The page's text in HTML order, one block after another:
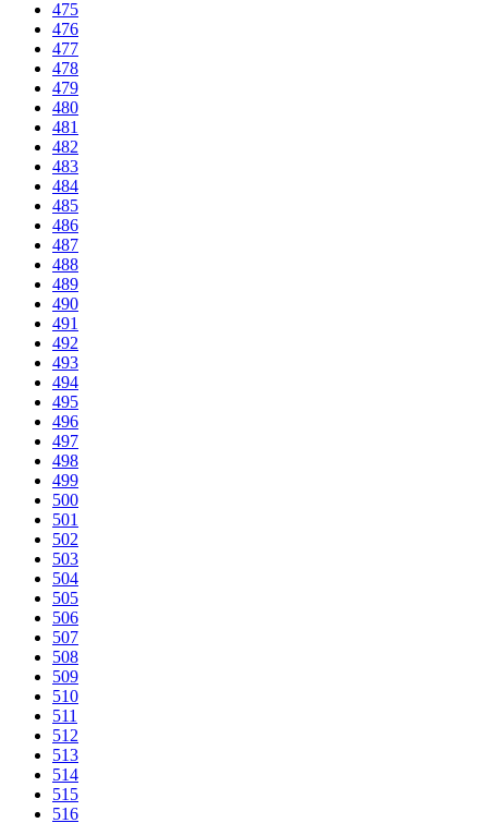
475
476
477
478
479
480
481
482
483
484
485
486
487
488
489
490
491
492
493
494
495
496
497
498
499
500
501
502
503
504
505
506
507
508
509
510
511
512
513
514
515
516